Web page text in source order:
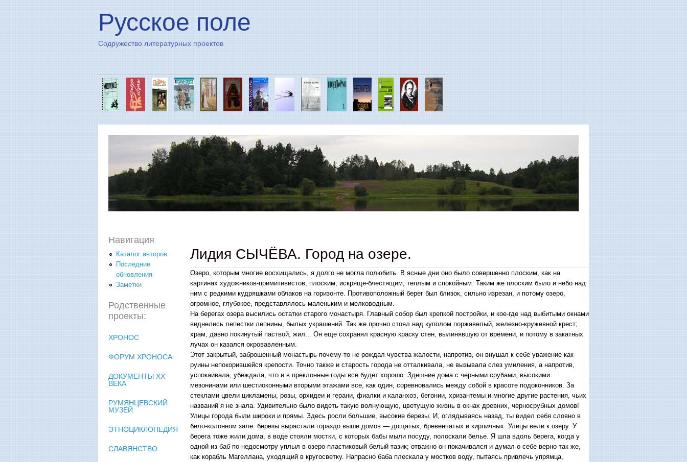
Русское поле
Содружество литературных проектов
Лидия СЫЧЁВА. Город на озере.
Озеро, которым многие восхищались, я долго не могла полюбить. В ясные дни оно было совершенно плоским, как на
картинах художников-примитивистов, плоским, искряще-блестящим, теплым и спокойным. Таким же плоским было и небо над
ним с редкими кудряшками облаков на горизонте. Противоположный берег был близок, сильно изрезан, и потому озеро,
огромное, глубокое, представлялось маленьким и мелководным.
На берегах озера высились остатки старого монастыря. Главный собор был крепкой постройки, и кое-где над выбитыми окнами
виднелись лепестки лепнины, былых украшений. Так же прочно стоял над куполом поржавелый, железно-кружевной крест;
храм, давно покинутый паствой, жил... Он еще сохранял красную краску стен, вылинявшую от времени, и потому в закатных
лучах он казался окровавленным.
Этот закрытый, заброшенный монастырь почему-то не рождал чувства жалости, напротив, он внушал к себе уважение как
руины непокорившейся крепости. Точно также и старость города не отталкивала, не вызывала слез умиления, а напротив,
успокаивала, убеждала, что и в преклонные годы все будет хорошо. Здешние дома с черными срубами, высокими
мезонинами или шестиоконными вторыми этажами все, как один, соревновались между собой в красоте подоконников. За
стеклами цвели цикламены, розы, орхидеи и герани, фиалки и каланхоэ, бегонии, хризантемы и многие другие растения, чьих
названий я не знала. Удивительно было видеть такую волнующую, цветущую жизнь в окнах древних, черносрубных домов!
Улицы города были широки и прямы. Здесь росли большие, высокие березы. И, оглядываясь назад, ты видел себя словно в
бело-колонном зале: березы вырастали гораздо выше домов — дощатых, бревенчатых и кирпичных. Улицы вели к озеру. У
берега тоже жили дома, в воде стояли мостки, с которых бабы мыли посуду, полоскали белье. Я шла вдоль берега, когда у
одной из баб по недосмотру уплыл в озеро пластиковый белый тазик; отважно он покачивался и думал о себе верно так же,
как корабль Магеллана, уходящий в кругосветку. Напрасно баба плескала у мостков воду, пытаясь привлечь упрямца,
Навигация
Каталог авторов
Последние
обновления
Заметки
Родственные
проекты:
ХРОНОС
ФОРУМ ХРОНОСА
ДОКУМЕНТЫ XX
ВЕКА
РУМЯНЦЕВСКИЙ
МУЗЕЙ
ЭТНОЦИКЛОПЕДИЯ
СЛАВЯНСТВО